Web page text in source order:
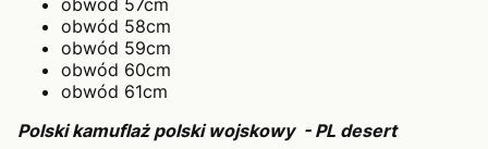
obwód 58cm
obwód 59cm
obwód 60cm
obwód 61cm
Polski kamuflaż polski wojskowy - PL desert